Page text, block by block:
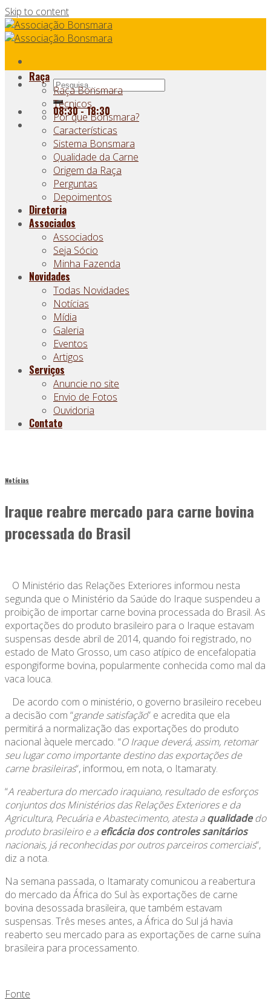
Skip to content
08:30 - 18:30
Raça
Raça Bonsmara
Técnicos
Por que Bonsmara?
Características
Sistema Bonsmara
Qualidade da Carne
Origem da Raça
Perguntas
Depoimentos
Diretoria
Associados
Associados
Seja Sócio
Minha Fazenda
Novidades
Todas Novidades
Notícias
Mídia
Galeria
Eventos
Artigos
Serviços
Anuncie no site
Envio de Fotos
Ouvidoria
Contato
Notícias
Iraque reabre mercado para carne bovina
processada do Brasil
O Ministério das Relações Exteriores informou nesta
segunda que o Ministério da Saúde do Iraque suspendeu a
proibição de importar carne bovina processada do Brasil. As
exportações do produto brasileiro para o Iraque estavam
suspensas desde abril de 2014, quando foi registrado, no
estado de Mato Grosso, um caso atípico de encefalopatia
espongiforme bovina, popularmente conhecida como mal da
vaca louca.
De acordo com o ministério, o governo brasileiro recebeu
a decisão com “grande satisfação” e acredita que ela
permitirá a normalização das exportações do produto
nacional àquele mercado. “O Iraque deverá, assim, retomar
seu lugar como importante destino das exportações de
carne brasileiras“, informou, em nota, o Itamaraty.
“A reabertura do mercado iraquiano, resultado de esforços
conjuntos dos Ministérios das Relações Exteriores e da
Agricultura, Pecuária e Abastecimento, atesta aqualidadedo
produto brasileiro e aeficácia dos controles sanitários
nacionais, já reconhecidas por outros parceiros comerciais“,
diz a nota.
Na semana passada, o Itamaraty comunicou a reabertura
do mercado da África do Sul às exportações de carne
bovina desossada brasileira, que também estavam
suspensas. Três meses antes, a África do Sul já havia
reaberto seu mercado para as exportações de carne suína
brasileira para processamento.
Fonte